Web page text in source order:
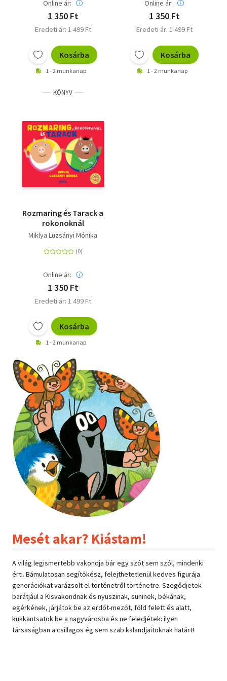
Online ár:
1 350 Ft
Eredeti ár: 1 499 Ft
Kosárba
1 - 2 munkanap
Online ár:
1 350 Ft
Eredeti ár: 1 499 Ft
Kosárba
1 - 2 munkanap
KÖNYV
Rozmaring és Tarack a
rokonoknál
Miklya Luzsányi Mónika
Online ár:
1 350 Ft
Eredeti ár: 1 499 Ft
Kosárba
1 - 2 munkanap
Mesét akar? Kiástam!
A világ legismertebb vakondja bár egy szót sem szól, mindenki
érti. Bámulatosan segítőkész, felejthetetlenül kedves figurája
generációkat varázsolt el történetről történetre. Szegődjetek
barátjául a Kisvakondnak és nyuszinak, süninek, békának,
egérkének, járjátok be az erdőt-mezőt, föld felett és alatt,
kukkantsatok be a nagyvárosba és ne feledjétek: ilyen
társaságban a csillagos ég sem szab kalandjaitoknak határt!